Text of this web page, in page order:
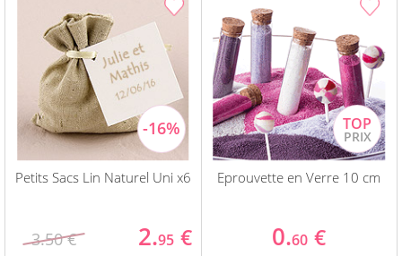
Petits Sacs Lin Naturel Uni x6
3.50 € 2.95 €
Eprouvette en Verre 10 cm
0.60 €